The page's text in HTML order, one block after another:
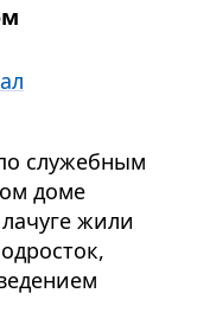
служебным
доме
жили